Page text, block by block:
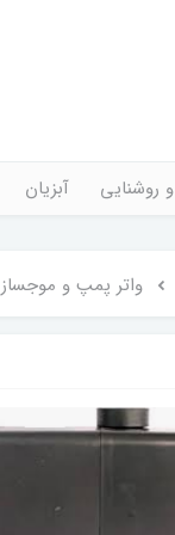
روشنایی آبزیان
واتر پمپ و موجساز